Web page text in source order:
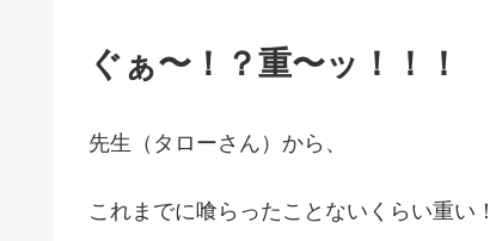
ぐぁ〜！？重〜ッ！！！
先生（タローさん）から、
これまでに喰らったことないくらい重い！